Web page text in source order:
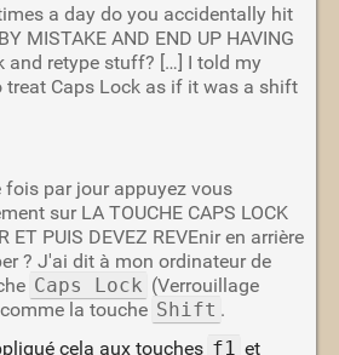
a day do you accidentally hit
MISTAKE AND END UP HAVING
and retype stuff? […] I told my
treat Caps Lock as if it was a shift
fois par jour appuyez vous
sur LA TOUCHE CAPS LOCK
ET PUIS DEVEZ REVEnir en arrière
? J'ai dit à mon ordinateur de
Caps Lock (Verrouillage
la touche Shift .
cela aux touches f1 et